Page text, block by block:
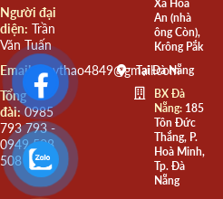
Người đại
diện: Trần
Văn Tuấn
Email: quythao4849@gmail.com
Tổng
đài:0985
793 793 -
0949 508
508
Xã Hòa
An (nhà
ông Còn),
Krông Pắk
Tại Đà Nẵng
BX Đà
Nẵng:185
Tôn Đức
Thắng, P.
Hoà Minh,
Tp. Đà
Nẵng